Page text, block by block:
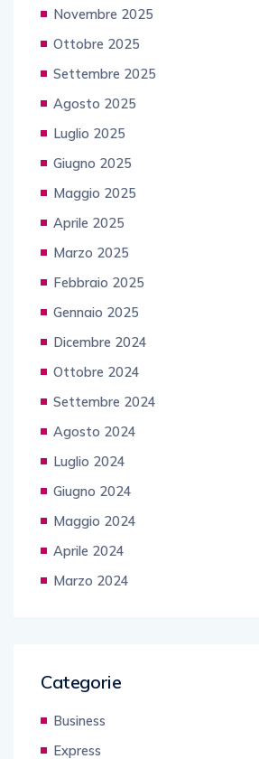
Novembre 2025
Ottobre 2025
Settembre 2025
Agosto 2025
Luglio 2025
Giugno 2025
Maggio 2025
Aprile 2025
Marzo 2025
Febbraio 2025
Gennaio 2025
Dicembre 2024
Ottobre 2024
Settembre 2024
Agosto 2024
Luglio 2024
Giugno 2024
Maggio 2024
Aprile 2024
Marzo 2024
Categorie
Business
Express